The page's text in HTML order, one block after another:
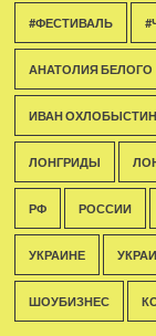
#ФЕСТИВАЛЬ
АНАТОЛИЯ БЕЛОГО
ИВАН ОХЛОБЫСТИН
ЛОНГРИДЫ
РФ РОССИИ
УКРАИНЕ
ШОУБИЗНЕС